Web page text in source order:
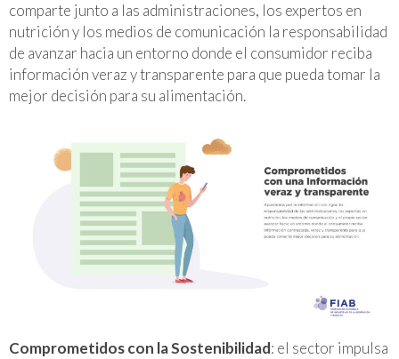
comparte junto a las administraciones, los expertos en
nutrición y los medios de comunicación la responsabilidad
de avanzar hacia un entorno donde el consumidor reciba
información veraz y transparente para que pueda tomar la
mejor decisión para su alimentación.
Comprometidos con la Sostenibilidad: el sector impulsa